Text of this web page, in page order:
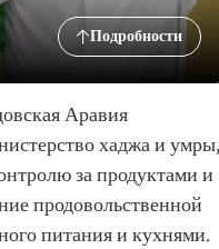
Подробности
Аравия
хаджа и
за продуктами и
продовольственной
питания и кухнями.